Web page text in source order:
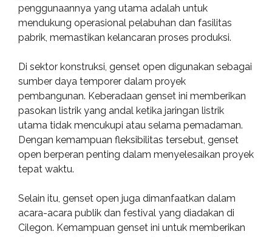
penggunaannya yang utama adalah untuk
mendukung operasional pelabuhan dan fasilitas
pabrik, memastikan kelancaran proses produksi.
Di sektor konstruksi, genset open digunakan sebagai
sumber daya temporer dalam proyek
pembangunan. Keberadaan genset ini memberikan
pasokan listrik yang andal ketika jaringan listrik
utama tidak mencukupi atau selama pemadaman.
Dengan kemampuan fleksibilitas tersebut, genset
open berperan penting dalam menyelesaikan proyek
tepat waktu.
Selain itu, genset open juga dimanfaatkan dalam
acara-acara publik dan festival yang diadakan di
Cilegon. Kemampuan genset ini untuk memberikan